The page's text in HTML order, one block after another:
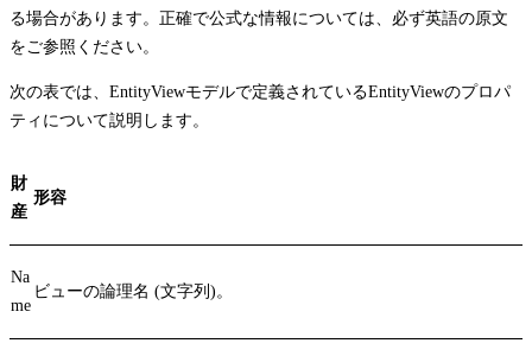
る場合があります。正確で公式な情報については、必ず英語の原文
をご参照ください。
次の表では、EntityViewモデルで定義されているEntityViewのプロパ
ティについて説明します。
財
産
形容
Na
me
ビューの論理名 (文字列)。